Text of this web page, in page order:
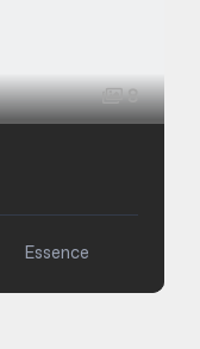
8
Essence